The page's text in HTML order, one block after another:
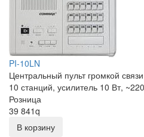
PI-10LN
Центральный пульт громкой
10 станций, усилитель 10 Вт,
Розница
39 841q
В корзину